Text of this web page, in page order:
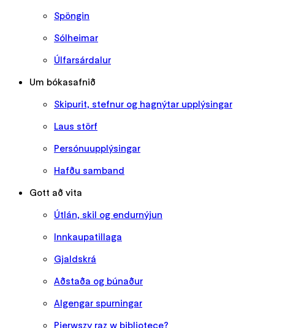
Spöngin
Sólheimar
Úlfarsárdalur
Um bókasafnið
Skipurit, stefnur og hagnýtar upplýsingar
Laus störf
Persónuupplýsingar
Hafðu samband
Gott að vita
Útlán, skil og endurnýjun
Innkaupatillaga
Gjaldskrá
Aðstaða og búnaður
Algengar spurningar
Pierwszy raz w bibliotece?